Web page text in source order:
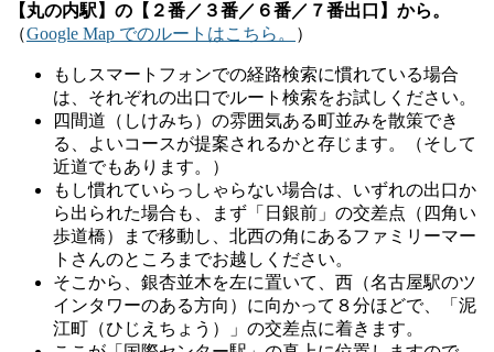
【丸の内駅】の【２番／３番／６番／７番出口】から。
（Google Map でのルートはこちら。 ）
もしスマートフォンでの経路検索に慣れている場合
は、それぞれの出口でルート検索をお試しください。
四間道（しけみち）の雰囲気ある町並みを散策でき
る、よいコースが提案されるかと存じます。（そして
近道でもあります。）
もし慣れていらっしゃらない場合は、いずれの出口か
ら出られた場合も、まず「日銀前」の交差点（四角い
歩道橋）まで移動し、北西の角にあるファミリーマー
トさんのところまでお越しください。
そこから、銀杏並木を左に置いて、西（名古屋駅のツ
インタワーのある方向）に向かって８分ほどで、「泥
江町（ひじえちょう）」の交差点に着きます。